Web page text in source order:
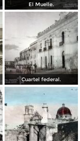
El Muelle.
Cuartel federal.